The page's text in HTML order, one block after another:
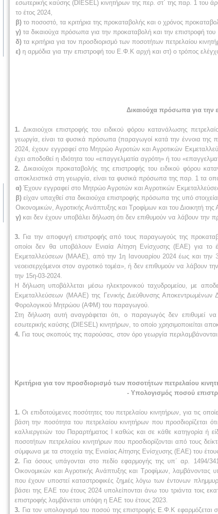
εσωτερικής καύσης (DIESEL) κινητήρων της περ. στ΄ της παρ. 1 του
το έτος 2024,
β) το ποσοστό, τα κριτήρια της προκαταβολής και ο χρόνος
γ) τα δικαιούχα πρόσωπα για την προκαταβολή και την επιστροφή
δ) τα κριτήρια για τον προσδιορισμό των ποσοτήτων πετρελαίου
ε) η αρμόδια για την επιστροφή του Ε.Φ.Κ αρχή και στ) ο τρόπος
Δικαιούχα πρόσωπα για την
1. Δικαιούχοι επιστροφής του ειδικού φόρου κατανάλωσης
γεωργία, είναι τα φυσικά πρόσωπα (παραγωγοί κατά την έννοια της
2024, έχουν εγγραφεί στο Μητρώο Αγροτών και Αγροτικών
έχει αποδοθεί η ιδιότητα του «επαγγελματία αγρότη» ή του
2. Δικαιούχοι προκαταβολής της επιστροφής του ειδικού φόρου
αποκλειστικά στη γεωργία, είναι τα φυσικά πρόσωπα της παρ. 1 τα
α) Έχουν εγγραφεί στο Μητρώο Αγροτών και Αγροτικών
β) είχαν υπαχθεί στα δικαιούχα επιστροφής πρόσωπα της υπό
Οικονομικών, Αγροτικής Ανάπτυξης και Τροφίμων και του Διοικητή
γ) και δεν έχουν υποβάλει δήλωση ότι δεν επιθυμούν να λάβουν
3. Για την αποφυγή επιστροφής από τους παραγωγούς της
οποίοι δεν θα υποβάλουν Ενιαία Αίτηση Ενίσχυσης (ΕΑΕ) για
Εκμεταλλεύσεων (ΜΑΑΕ), από την 1η Ιανουαρίου 2024 έως και την
νεοεισερχόμενοι στον αγροτικό τομέα», ή δεν επιθυμούν να
την 15η-03-2024.
Η δήλωση υποβάλλεται μέσω ηλεκτρονικού ταχυδρομείου, με
Εκμεταλλεύσεων (ΜΑΑΕ) της Γενικής Διεύθυνσης
Φορολογικού Μητρώου (ΑΦΜ) του παραγωγού.
Στη δήλωση αυτή αναγράφεται ότι, ο παραγωγός δεν επιθυμεί
εσωτερικής καύσης (DIESEL) κινητήρων, το οποίο χρησιμοποιείται
4. Για τους σκοπούς της παρούσας, στον όρο γεωργία
Κριτήρια για τον προσδιορισμό των ποσοτήτων πετρελαίου
- Υπολογισμός ποσού
1.Οι επιδοτούμενες ποσότητες του πετρελαίου κινητήρων, για τις
βάση την ποσότητα του πετρελαίου κινητήρων που προσδιορίζεται
καλλιεργειών του Παραρτήματος Ι καθώς και σε κάθε κατηγορία ή
ποσοτήτων πετρελαίου κινητήρων που προσδιορίζονται από τους
σύμφωνα με τα στοιχεία της Ενιαίας Αίτησης Ενίσχυσης (ΕΑΕ) του
2. Για όσους υπάγονται στο πεδίο εφαρμογής της υπ΄ αρ. 1494/
Οικονομικών και Αγροτικής Ανάπτυξης και Τροφίμων,
που έχουν υποστεί καταστροφικές ζημιές λόγω των έντονων
βάσει της ΕΑΕ του έτους 2024 υπολείπονται άνω του τριάντα τοις
επιστροφής λαμβάνεται υπόψη η ΕΑΕ του έτους 2023.
3. Για τον υπολογισμό του ποσού της επιστροφής Ε.Φ.Κ